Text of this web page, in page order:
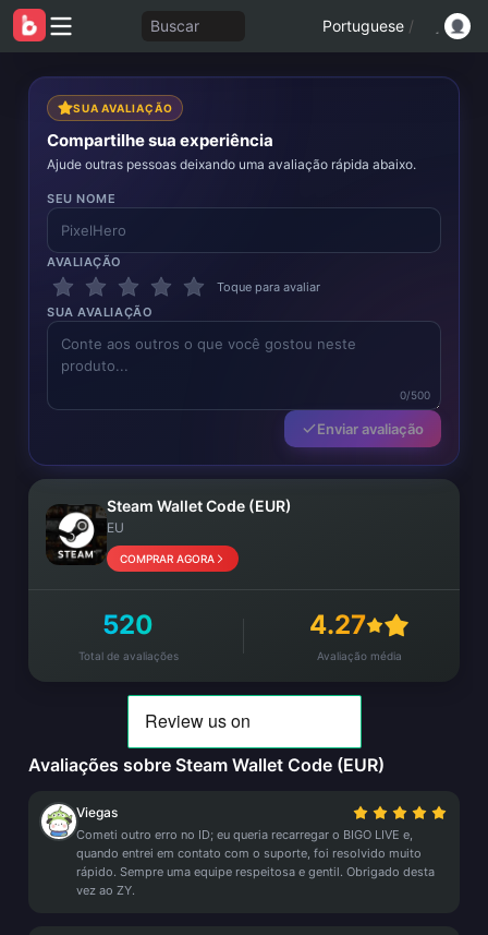
Buscar Portuguese /
SUA AVALIAÇÃO
Compartilhe sua experiência
Ajude outras pessoas deixando uma avaliação rápida abaixo.
SEU NOME
AVALIAÇÃO
Toque para avaliar
SUA AVALIAÇÃO
0/500
Enviar avaliação
Steam Wallet Code (EUR)
EU
COMPRAR AGORA
520
Total de avaliações
4.27
Avaliação média
Avaliações sobre Steam Wallet Code (EUR)
Viegas
Cometi outro erro no ID; eu queria recarregar o BIGO LIVE e,
quando entrei em contato com o suporte, foi resolvido muito
rápido. Sempre uma equipe respeitosa e gentil. Obrigado desta
vez ao ZY.